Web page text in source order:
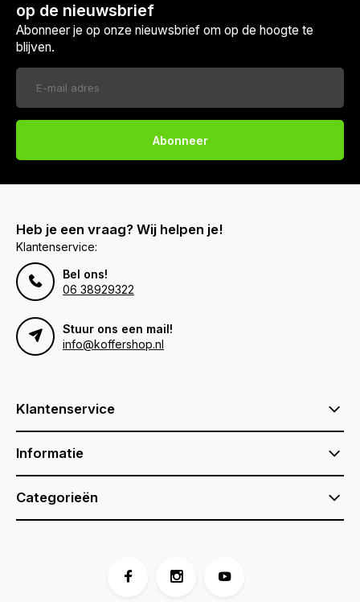
op de nieuwsbrief
Abonneer je op onze nieuwsbrief om op de hoogte te
blijven.
Abonneer
Heb je een vraag? Wij helpen je!
Klantenservice:
Bel ons!
06 38929322
Stuur ons een mail!
info@koffershop.nl
Klantenservice
Informatie
Categorieën